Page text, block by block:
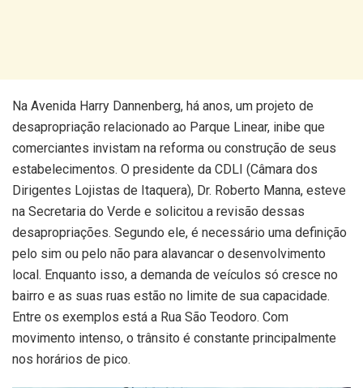
Na Avenida Harry Dannenberg, há anos, um projeto de
desapropriação relacionado ao Parque Linear, inibe que
comerciantes invistam na reforma ou construção de seus
estabelecimentos. O presidente da CDLI (Câmara dos
Dirigentes Lojistas de Itaquera), Dr. Roberto Manna, esteve
na Secretaria do Verde e solicitou a revisão dessas
desapropriações. Segundo ele, é necessário uma definição
pelo sim ou pelo não para alavancar o desenvolvimento
local. Enquanto isso, a demanda de veículos só cresce no
bairro e as suas ruas estão no limite de sua capacidade.
Entre os exemplos está a Rua São Teodoro. Com
movimento intenso, o trânsito é constante principalmente
nos horários de pico.